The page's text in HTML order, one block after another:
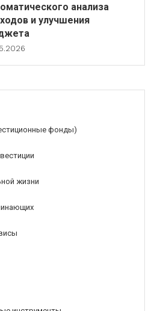
анализа
и улучшения
фонды)
жизни